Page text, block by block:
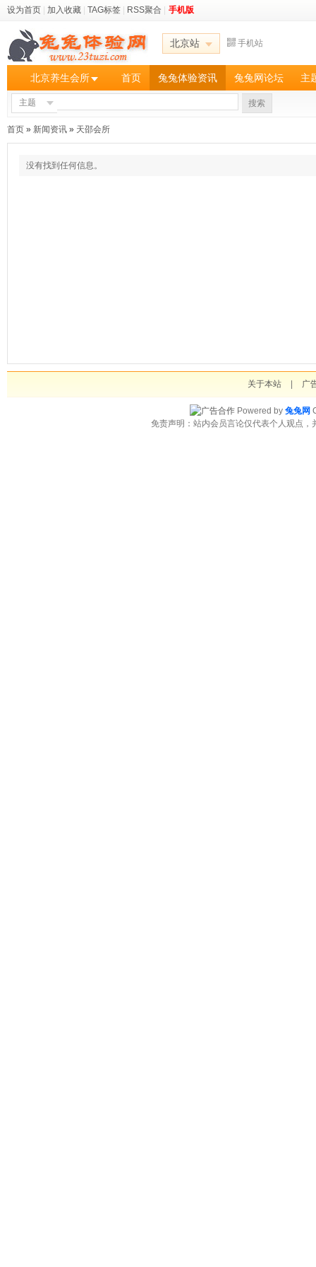
设为首页 加入收藏 TAG标签 RSS聚合 手机版
北京站 手机站
北京养生会所 首页 兔兔体验资讯 兔兔网论坛 主
主题 搜索
首页 » 新闻资讯 » 天邵会所
没有找到任何信息。
关于本站 广
Powered by 兔兔网
免责声明：站内会员言论仅代表个人观点